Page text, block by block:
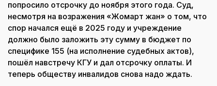
попросило отсрочку до ноября этого года. Суд,
несмотря на возражения «Жомарт жан» о том, что
спор начался ещё в 2025 году и учреждение
должно было заложить эту сумму в бюджет по
специфике 155 (на исполнение судебных актов),
пошёл навстречу КГУ и дал отсрочку оплаты. И
теперь обществу инвалидов снова надо ждать.